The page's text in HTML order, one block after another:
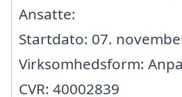
Ansatte:
Startdato: 07.
Virksomhedsform:
CVR: 40002839